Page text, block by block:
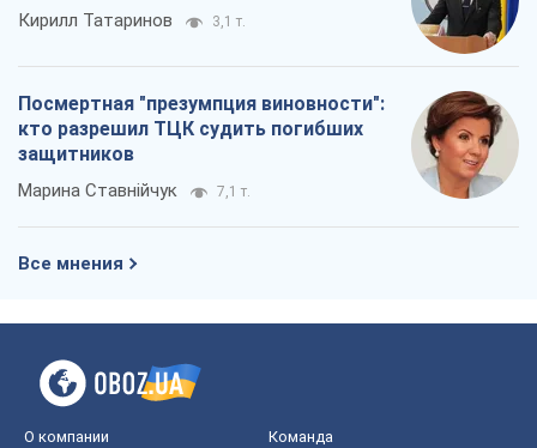
Кирилл Татаринов 3,1 т.
Посмертная "презумпция виновности":
кто разрешил ТЦК судить погибших
защитников
Марина Ставнійчук 7,1 т.
Все мнения
О компании Команда